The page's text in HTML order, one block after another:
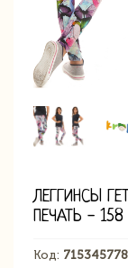
ЛЕГГИНСЫ
ПЕЧАТЬ - 158
Код: